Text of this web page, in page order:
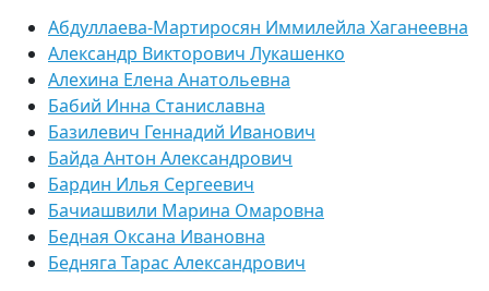
Абдуллаева-Мартиросян Иммилейла Хаганеевна
Александр Викторович Лукашенко
Алехина Елена Анатольевна
Бабий Инна Станиславна
Базилевич Геннадий Иванович
Байда Антон Александрович
Бардин Илья Сергеевич
Бачиашвили Марина Омаровна
Бедная Оксана Ивановна
Бедняга Тарас Александрович